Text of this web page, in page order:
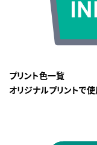
プリント色一覧
オリジナルプリントで